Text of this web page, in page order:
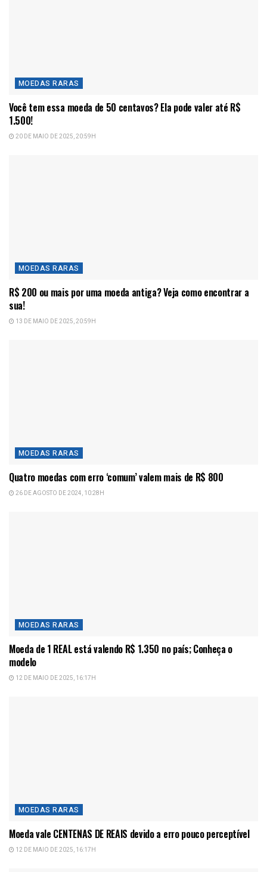
MOEDAS RARAS
Você tem essa moeda de 50 centavos? Ela pode valer até R$
1.500!
20 DE MAIO DE 2025, 20:59H
MOEDAS RARAS
R$ 200 ou mais por uma moeda antiga? Veja como encontrar a
sua!
13 DE MAIO DE 2025, 20:59H
MOEDAS RARAS
Quatro moedas com erro ‘comum’ valem mais de R$ 800
26 DE AGOSTO DE 2024, 10:28H
MOEDAS RARAS
Moeda de 1 REAL está valendo R$ 1.350 no país; Conheça o
modelo
12 DE MAIO DE 2025, 16:17H
MOEDAS RARAS
Moeda vale CENTENAS DE REAIS devido a erro pouco perceptível
12 DE MAIO DE 2025, 16:17H